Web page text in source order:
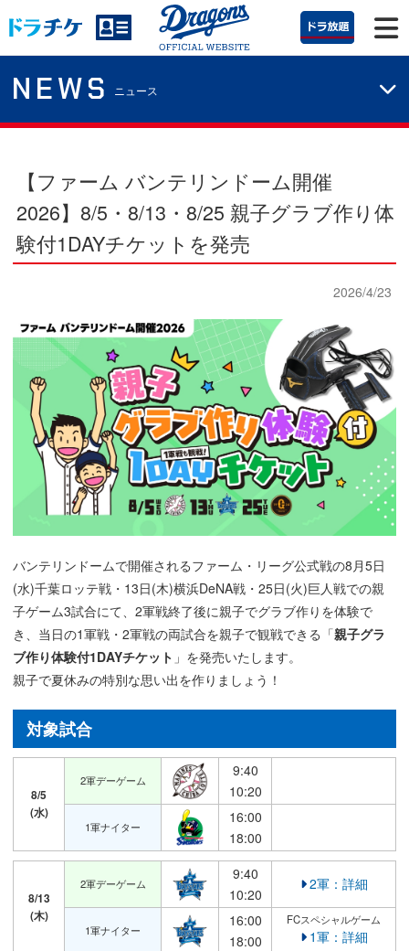
NEWS ニュース
【ファーム バンテリンドーム開催
2026】8/5・8/13・8/25 親子グラブ作り体
験付1DAYチケットを発売
2026/4/23
バンテリンドームで開催されるファーム・リーグ公式戦の8月5日
(水)千葉ロッテ戦・13日(木)横浜DeNA戦・25日(火)巨人戦での親
子ゲーム3試合にて、2軍戦終了後に親子でグラブ作りを体験で
き、当日の1軍戦・2軍戦の両試合を親子で観戦できる「親子グラ
ブ作り体験付1DAYチケット 」を発売いたします。
親子で夏休みの特別な思い出を作りましょう！
対象試合
8/5
(水)
2軍デーゲーム
9:40
10:20
1軍ナイター
16:00
18:00
8/13
(木)
2軍デーゲーム
9:40
10:20
2軍：詳細
1軍ナイター
16:00
18:00
FCスペシャルゲーム
1軍：詳細